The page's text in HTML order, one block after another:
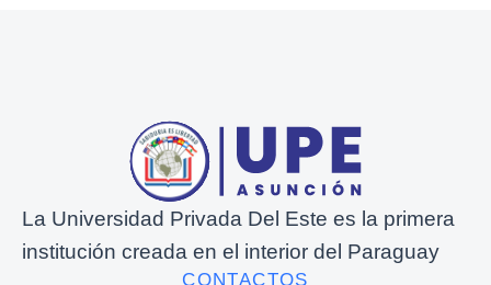
La Universidad Privada Del Este es la primera
institución creada en el interior del Paraguay
CONTACTOS